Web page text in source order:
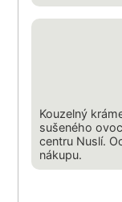
Kouzelný
sušeného
centru Nuslí.
nákupu.